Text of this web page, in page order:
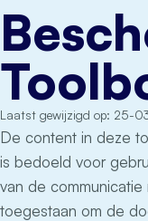
Laatst gewijzigd op: 25-
De content in deze
is bedoeld voor
van de
toegestaan om de